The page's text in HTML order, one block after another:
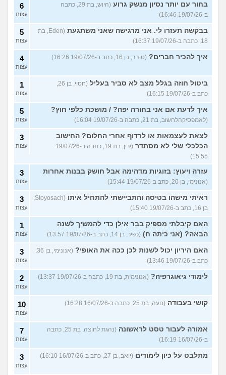
בחור עם יותר נסיון מנשק גרוע
(היוש, בת 29, כתבה
ב-19/07/26 16:46)
6
עצות
בבקשה תעזרו לי. אני מרגישה שאני משתגעת
(Eden, בת
18, כתבה ב-19/07/26 16:37)
5
עצות
איך להכיר חברים? (טוהר, בן 16, כתב ב-19/07/26 16:26) 4
עצות
ביטול חוזה בגלל מצב לא סביר בעליל
(חסוי, בן 26,
כתב ב-19/07/26 16:15)
1
עצות
איך לדעת אם אני בחורה יפה? / מושכת כלפי חוץ?
(לאמפסיקהלחשוב, בת 21, כתבה ב-19/07/26 16:04)
5
עצות
לצאת לעצמאות או לרדוף אחרי החלום? החישוב
הכלכלי שלי לא מסתדר
(ירין, בת 19, כתבה ב-19/07/26
15:55)
3
עצות
עזרה ויעוץ: בזוגיות מדהימה אבל חושק בבנות אחרות
(אנונימי, בן 20, כתב ב-19/07/26 15:44)
3
עצות
ראיתי מישהו בטיסה והתביישתי להתחיל איתו
(Stoyosach,
בן 16, כתב ב-19/07/26 15:40)
3
עצות
האם קיבלתי מספיק בבר אילן כדי להמשיך לשנה
הבאה? (אני כיתה ח) (כפיר, בן 14, כתב ב-19/07/26 13:57)
1
עצות
האם היריון יכול לשנות לכן ככה את האופי?
(אנונימי, בן 36,
כתב ב-19/07/26 13:46)
3
עצות
לימודי גיאוגרפיה? (אנונימית, בת 19, כתבה ב-19/07/26 13:37) 2
עצות
קושי בעבודה (נועה, בת 25, כתבה ב-16/07/26 16:28) 10
עצות
אמורה לעבור טסט לראשונה
(נהגת לחוצה, בת 25, כתבה
ב-16/07/26 16:19)
7
עצות
מתלבט על כיון לימודים (יואב, בן 27, כתב ב-16/07/26 16:10) 3
עצות